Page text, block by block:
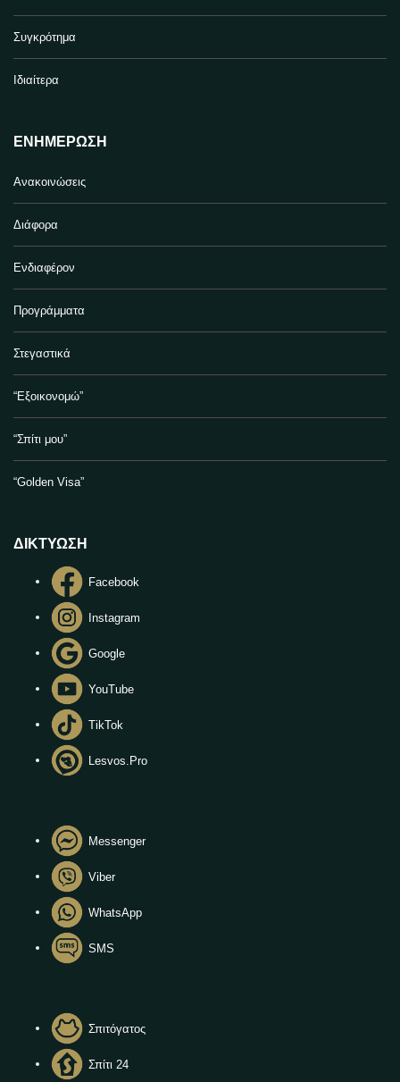
Συγκρότημα
Ιδιαίτερα
ΕΝΗΜΈΡΩΣΗ
Ανακοινώσεις
Διάφορα
Ενδιαφέρον
Προγράμματα
Στεγαστικά
“Εξοικονομώ”
“Σπίτι μου”
“Golden Visa”
ΔΙΚΤΥΩΣΗ
Facebook
Instagram
Google
YouTube
TikTok
Lesvos.Pro
Messenger
Viber
WhatsApp
SMS
Σπιτόγατος
Σπίτι 24